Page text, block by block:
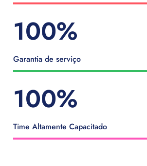
100%
Garantia de serviço
100%
Time Altamente Capacitado